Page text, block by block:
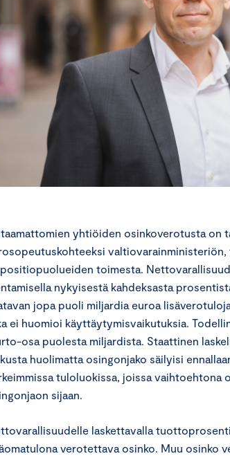
yhtiöiden osinkoverotusta on
toimesta.
nykyisestä kahdeksasta
jopa puoli miljardia euroa
ei huomioi käyttäytymisvaikutuksia.
osa puolesta miljardista. Staattinen
huolimatta osingonjako säilyisi
tuloluokissa, joissa
sijaan.
laskettavalla
verotettava osinko. Muu osinko